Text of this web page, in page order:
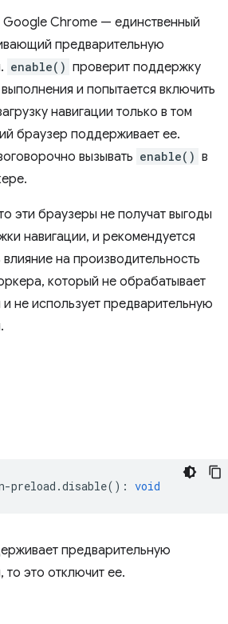
Chrome — единственный
предварительную
enable() проверит поддержку
и попытается включить
навигации только в том
браузер поддерживает ее.
вызывать enable() в
эти браузеры не получат выгоды
навигации, и рекомендуется
на производительность
который не обрабатывает
не использует предварительную
-preload .disable() : void
предварительную
то это отключит ее.